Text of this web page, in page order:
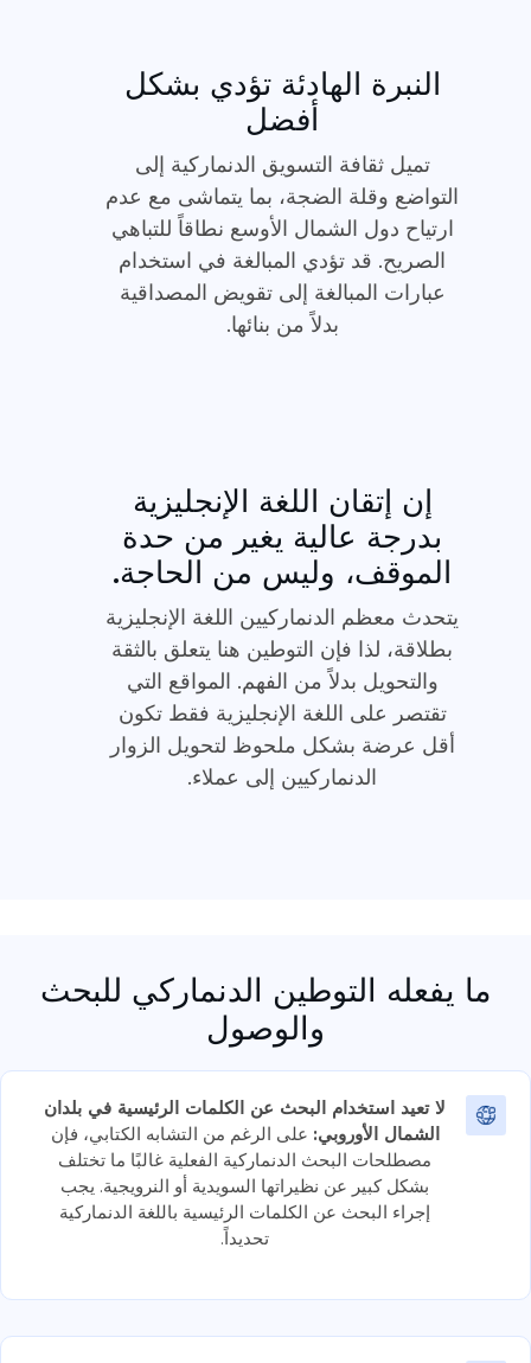
النبرة الهادئة تؤدي بشكل
أفضل
تميل ثقافة التسويق الدنماركية إلى
التواضع وقلة الضجة، بما يتماشى مع عدم
ارتياح دول الشمال الأوسع نطاقاً للتباهي
الصريح. قد تؤدي المبالغة في استخدام
عبارات المبالغة إلى تقويض المصداقية
بدلاً من بنائها.
إن إتقان اللغة الإنجليزية
بدرجة عالية يغير من حدة
الموقف، وليس من الحاجة.
يتحدث معظم الدنماركيين اللغة الإنجليزية
بطلاقة، لذا فإن التوطين هنا يتعلق بالثقة
والتحويل بدلاً من الفهم. المواقع التي
تقتصر على اللغة الإنجليزية فقط تكون
أقل عرضة بشكل ملحوظ لتحويل الزوار
الدنماركيين إلى عملاء.
ما يفعله التوطين الدنماركي للبحث
والوصول
لا تعيد استخدام البحث عن الكلمات الرئيسية في بلدان
الشمال الأوروبي: على الرغم من التشابه الكتابي، فإن
مصطلحات البحث الدنماركية الفعلية غالبًا ما تختلف
بشكل كبير عن نظيراتها السويدية أو النرويجية. يجب
إجراء البحث عن الكلمات الرئيسية باللغة الدنماركية
تحديداً.